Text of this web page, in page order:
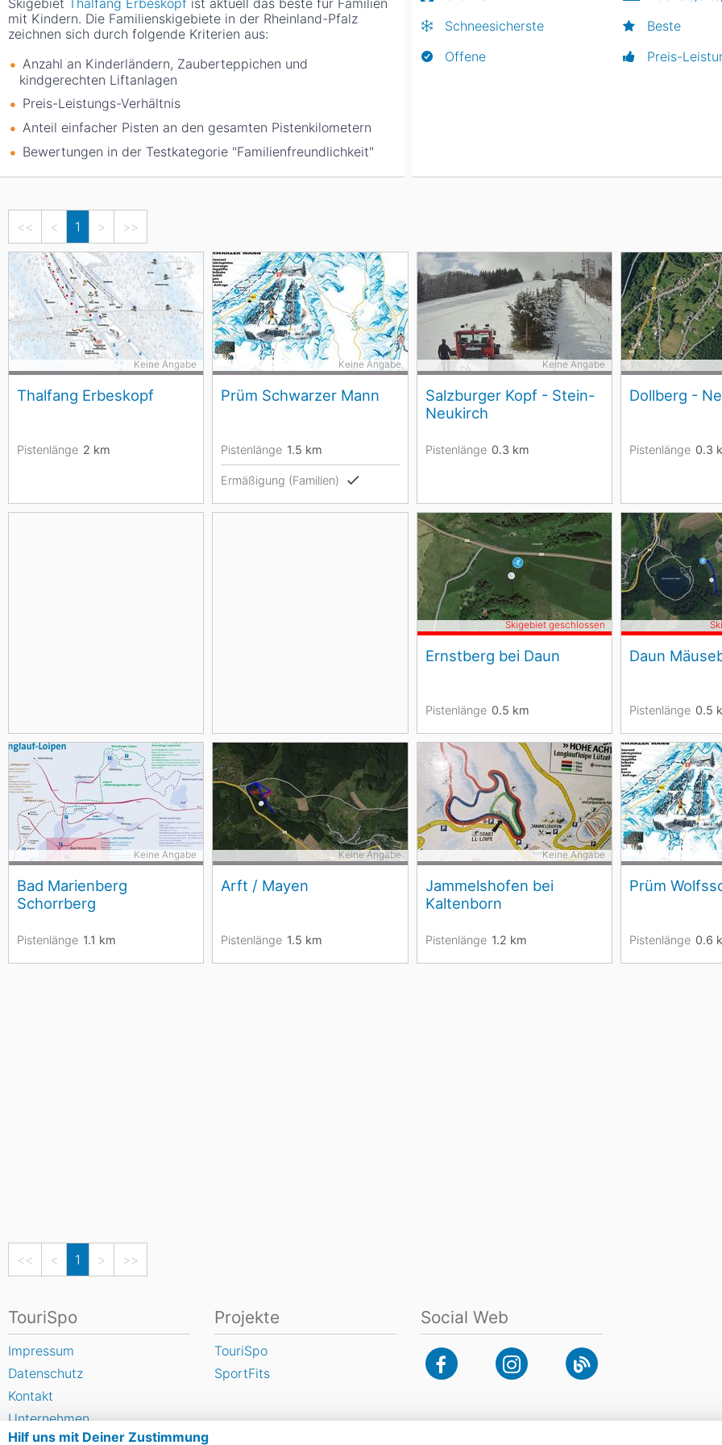
<< < 1 > >>
Thalfang Erbeskopf
Keine Angabe
Pistenlänge 2 km
Prüm Schwarzer Mann
Keine Angabe
Pistenlänge 1.5 km
Ermäßigung (Familien)
Salzburger Kopf - Stein-
Neukirch
Keine Angabe
Pistenlänge 0.3 km
Dollberg -
Pistenlänge 0.3
Ernstberg bei Daun
Skigebiet geschlossen
Pistenlänge 0.5 km
Daun
Pistenlänge 0.5
Bad Marienberg
Schorrberg
Keine Angabe
Pistenlänge 1.1 km
Arft / Mayen
Keine Angabe
Pistenlänge 1.5 km
Jammelshofen bei
Kaltenborn
Keine Angabe
Pistenlänge 1.2 km
Prüm
Pistenlänge 0.6
<< < 1 > >>
Schneesicherste
Beste
Offene
Preis-
Skigebiet Thalfang Erbeskopf ist aktuell das beste für Familien
mit Kindern. Die Familienskigebiete in der Rheinland-Pfalz
zeichnen sich durch folgende Kriterien aus:
Anzahl an Kinderländern, Zauberteppichen und
kindgerechten Liftanlagen
Preis-Leistungs-Verhältnis
Anteil einfacher Pisten an den gesamten Pistenkilometern
Bewertungen in der Testkategorie "Familienfreundlichkeit"
Hilf uns mit Deiner Zustimmung
TouriSpo
Impressum
Datenschutz
Kontakt
Unternehmen
FAQ
Projekte
TouriSpo
SportFits
Social Web